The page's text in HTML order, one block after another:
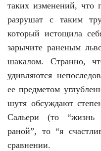
таких изменений, что
разрушат с таким
который истощила
зарычите раненым
шакалом. Странно,
удивляются
ее предметом
шутя обсуждают
Сальери (то “жизнь
раной”, то “я
сравнении.